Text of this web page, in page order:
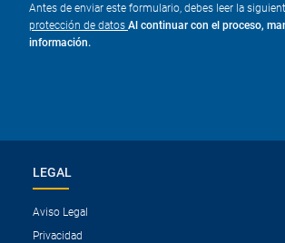
Antes de enviar este formulario, debes leer la
protección de datos Al continuar con el proceso,
información.
LEGAL
Aviso Legal
Privacidad